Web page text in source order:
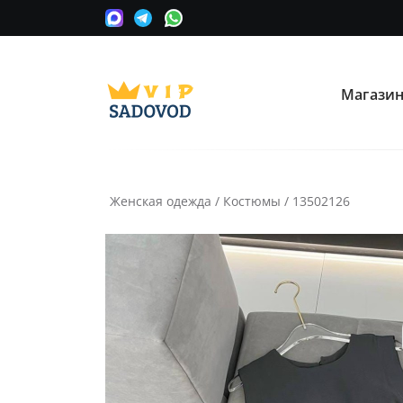
О нас
Информация
Условия покупки
Как сделать заказ
Рассчитать доставку
Доставка и возврат
Магазин
Женская одежда / Костюмы / 13502126